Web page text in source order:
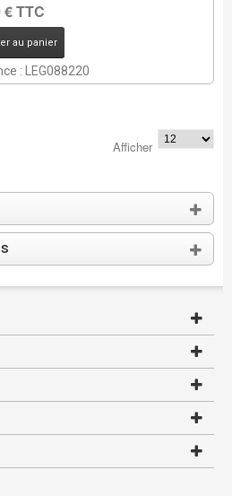
€ TTC
au panier
: LEG088220
Afficher